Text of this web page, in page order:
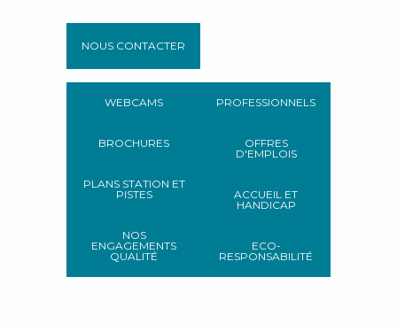
NOUS CONTACTER
WEBCAMS
BROCHURES
PLANS STATION ET
PISTES
NOS
ENGAGEMENTS
QUALITÉ
PROFESSIONNELS
OFFRES
D'EMPLOIS
ACCUEIL ET
HANDICAP
ECO-
RESPONSABILITÉ